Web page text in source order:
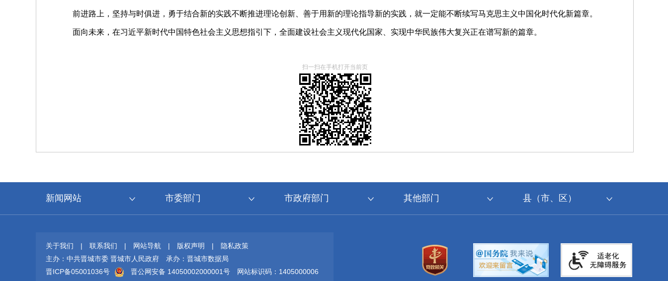
前进路上，坚持与时俱进，勇于结合新的实践不断推进理论创新、善于用新的理论指导新的实践，就一定能不断续写马克思主义中国化时代化新篇章。
面向未来，在习近平新时代中国特色社会主义思想指引下，全面建设社会主义现代化国家、实现中华民族伟大复兴正在谱写新的篇章。
扫一扫在手机打开当前页
新闻网站 市委部门 市政府部门 其他部门 县（市、区）
关于我们 | 联系我们 | 网站导航 | 版权声明 |
隐私政策
主办：中共晋城市委 晋城市人民政府
承办：晋城市数据局
晋ICP备05001036号
晋公网安备 14050002000001号 网站标识码：1405000006